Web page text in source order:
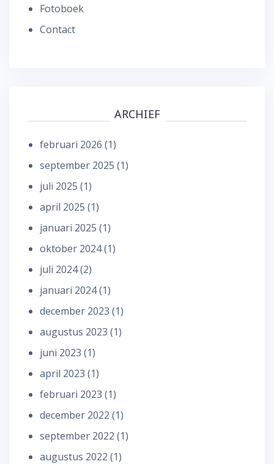
Fotoboek
Contact
ARCHIEF
februari 2026 (1)
september 2025 (1)
juli 2025 (1)
april 2025 (1)
januari 2025 (1)
oktober 2024(1)
juli 2024(2)
januari 2024(1)
december 2023 (1)
augustus 2023 (1)
juni 2023 (1)
april 2023 (1)
februari 2023 (1)
december 2022 (1)
september 2022 (1)
augustus 2022 (1)